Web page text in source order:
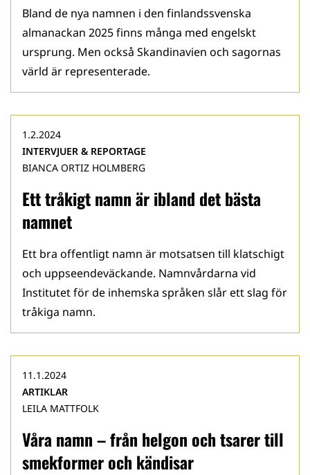
Bland de nya namnen i den finlandssvenska
almanackan 2025 finns många med engelskt
ursprung. Men också Skandinavien och sagornas
värld är representerade.
Ett tråkigt namn är ibland det bästa
namnet
1.2.2024
INTERVJUER & REPORTAGE
BIANCA ORTIZ HOLMBERG
Ett bra offentligt namn är motsatsen till klatschigt
och uppseendeväckande. Namnvårdarna vid
Institutet för de inhemska språken slår ett slag för
tråkiga namn.
Våra namn – från helgon och tsarer till
smekformer och kändisar
11.1.2024
ARTIKLAR
LEILA MATTFOLK